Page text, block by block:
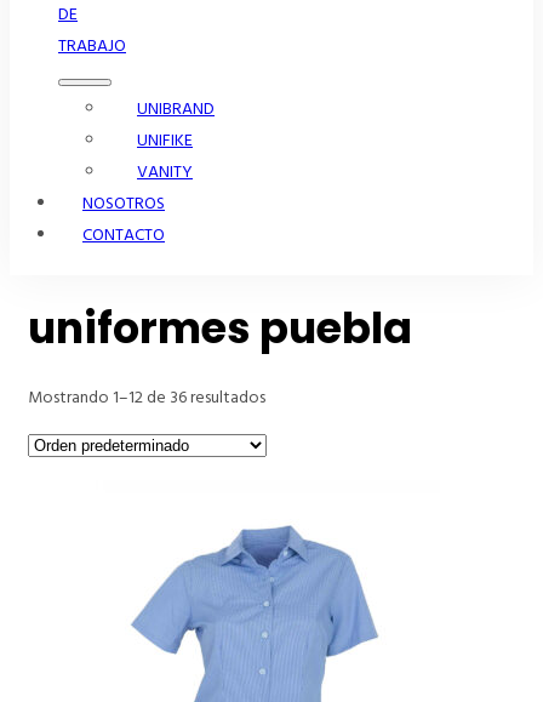
DE
TRABAJO
UNIBRAND
UNIFIKE
VANITY
NOSOTROS
CONTACTO
uniformes puebla
Mostrando 1–12 de 36 resultados